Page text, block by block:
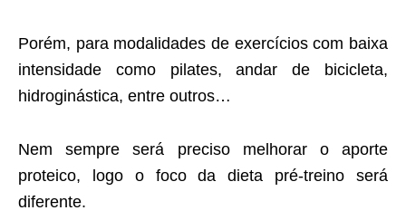
Porém, para modalidades de exercícios com baixa
intensidade como pilates, andar de bicicleta,
hidroginástica, entre outros…
Nem sempre será preciso melhorar o aporte
proteico, logo o foco da dieta pré-treino será
diferente.